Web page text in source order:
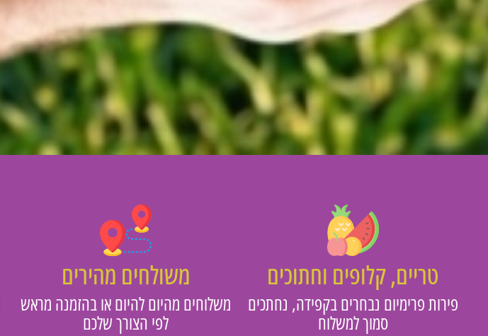
טריים, קלופים וחתוכים
פירות פרימיום נבחרים בקפידה, נחתכים
סמוך למשלוח
משולחים מהירים
משלוחים מהיום להיום או בהזמנה מראש
לפי הצורך שלכם